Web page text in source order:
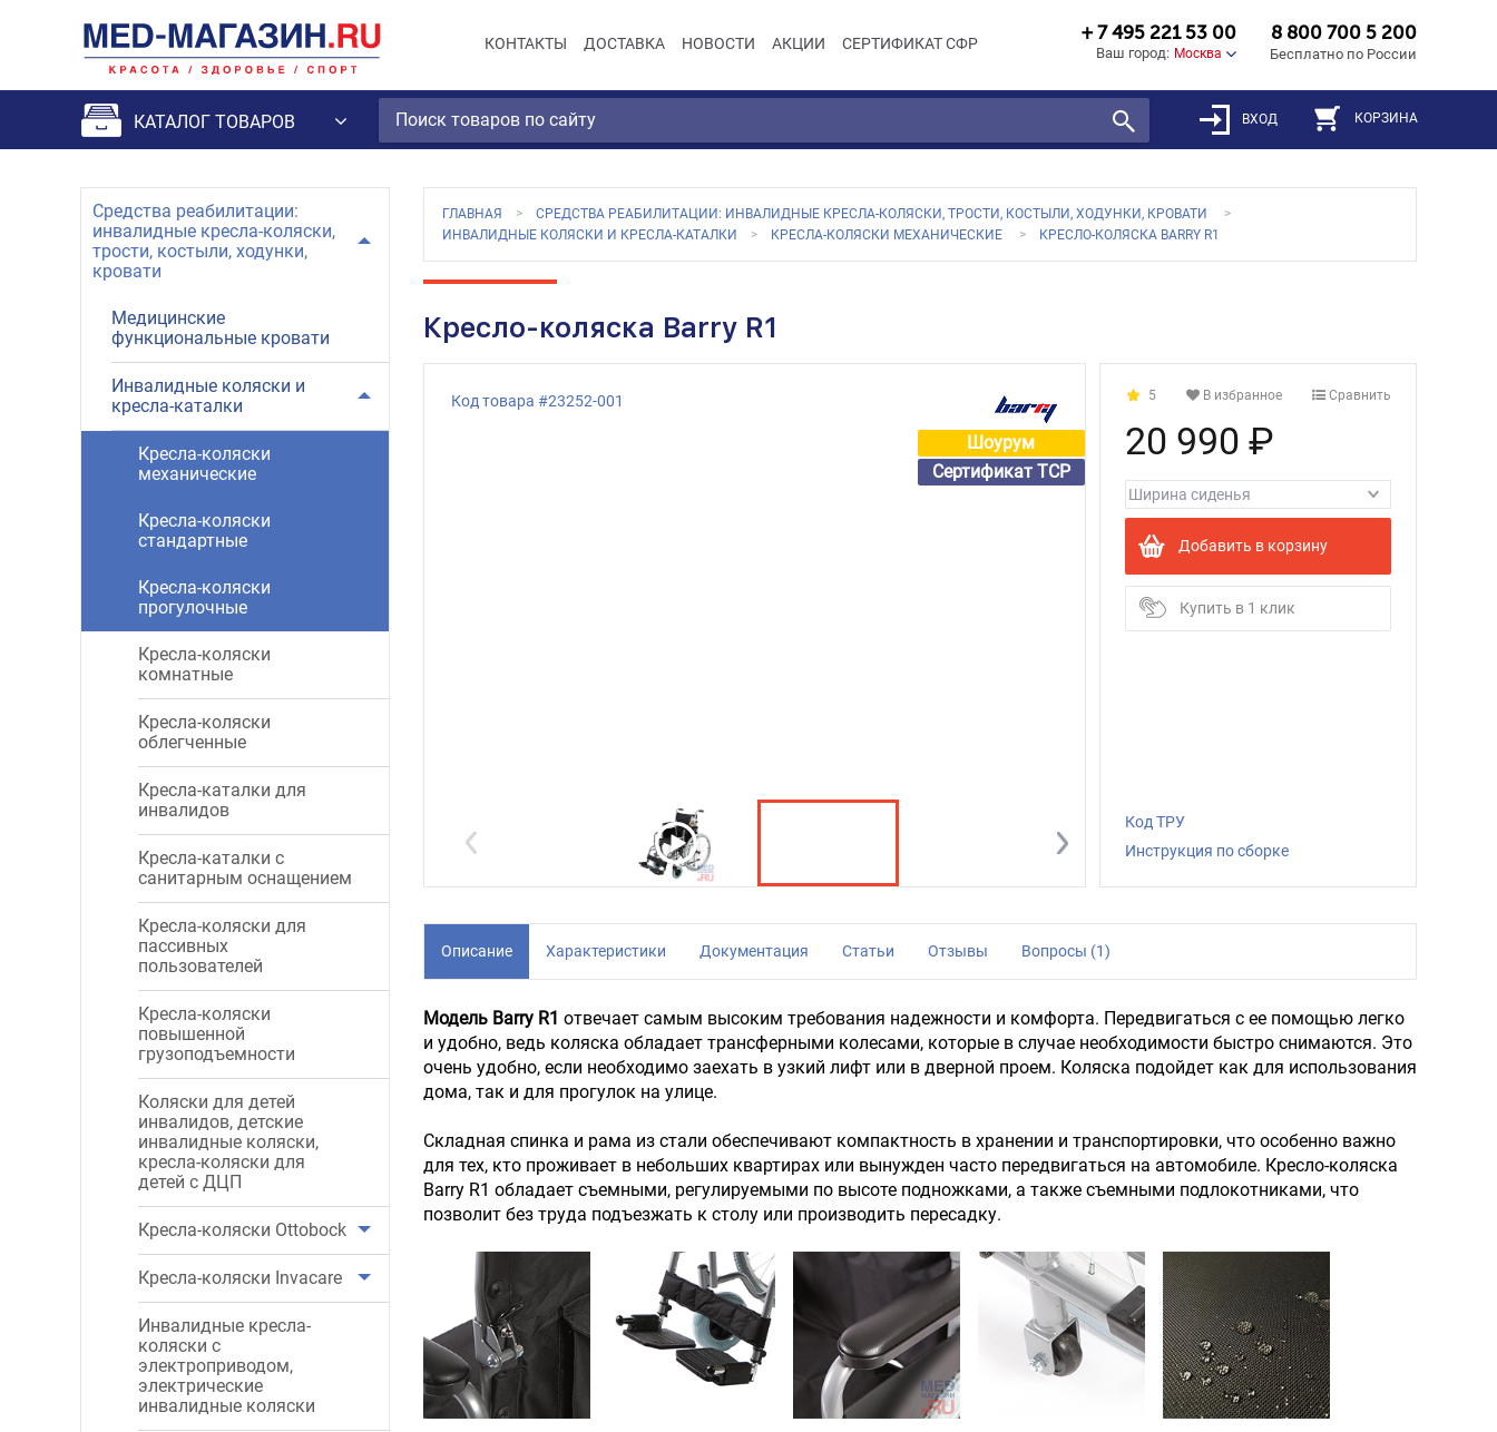
КОНТАКТЫ ДОСТАВКА НОВОСТИ АКЦИИ СЕРТИФИКАТ СФР
+ 7 495 221 53 00
Ваш город: Москва
8 800 700 5 200
Бесплатно по России
КАТАЛОГ ТОВАРОВ ВХОД КОРЗИНА
Средства реабилитации:
инвалидные кресла-коляски,
трости, костыли, ходунки,
кровати
Медицинские
функциональные кровати
Инвалидные коляски и
кресла-каталки
Кресла-коляски
механические
Кресла-коляски
стандартные
Кресла-коляски
прогулочные
Кресла-коляски
комнатные
Кресла-коляски
облегченные
Кресла-каталки для
инвалидов
Кресла-каталки с
санитарным оснащением
Кресла-коляски для
пассивных
пользователей
Кресла-коляски
повышенной
грузоподъемности
Коляски для детей
инвалидов, детские
инвалидные коляски,
кресла-коляски для
детей с ДЦП
Кресла-коляски Ottobock
Кресла-коляски Invacare
Инвалидные кресла-
коляски с
электроприводом,
электрические
инвалидные коляски
ГЛАВНАЯ
СРЕДСТВА РЕАБИЛИТАЦИИ: ИНВАЛИДНЫЕ КРЕСЛА-КОЛЯСКИ, ТРОСТИ, КОСТЫЛИ, ХОДУНКИ, КРОВАТИ
ИНВАЛИДНЫЕ КОЛЯСКИ И КРЕСЛА-КАТАЛКИ
КРЕСЛА-КОЛЯСКИ МЕХАНИЧЕСКИЕ КРЕСЛО-КОЛЯСКА BARRY R1
Кресло-коляска Barry R1
Код товара #23252-001
Шоурум
Сертификат ТСР
5 В избранное Сравнить
20 990 ₽
Добавить в корзину
Купить в 1 клик
Код ТРУ
Инструкция по сборке
Описание Характеристики Документация Статьи Отзывы Вопросы (1)
Модель Barry R1 отвечает самым высоким требования надежности и комфорта. Передвигаться с ее помощью легко
и удобно, ведь коляска обладает трансферными колесами, которые в случае необходимости быстро снимаются. Это
очень удобно, если необходимо заехать в узкий лифт или в дверной проем. Коляска подойдет как для использования
дома, так и для прогулок на улице.
Складная спинка и рама из стали обеспечивают компактность в хранении и транспортировки, что особенно важно
для тех, кто проживает в небольших квартирах или вынужден часто передвигаться на автомобиле. Кресло-коляска
Barry R1 обладает съемными, регулируемыми по высоте подножками, а также съемными подлокотниками, что
позволит без труда подъезжать к столу или производить пересадку.